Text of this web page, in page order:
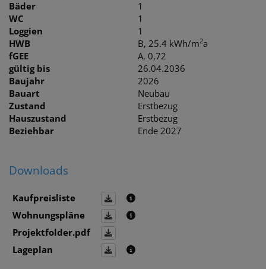
Bäder
1
WC
1
Loggien
1
HWB
B, 25.4 kWh/m2a
fGEE
A, 0,72
gültig bis
26.04.2036
Baujahr
2026
Bauart
Neubau
Zustand
Erstbezug
Hauszustand
Erstbezug
Beziehbar
Ende 2027
Downloads
Kaufpreisliste
Wohnungspläne
Projektfolder.pdf
Lageplan